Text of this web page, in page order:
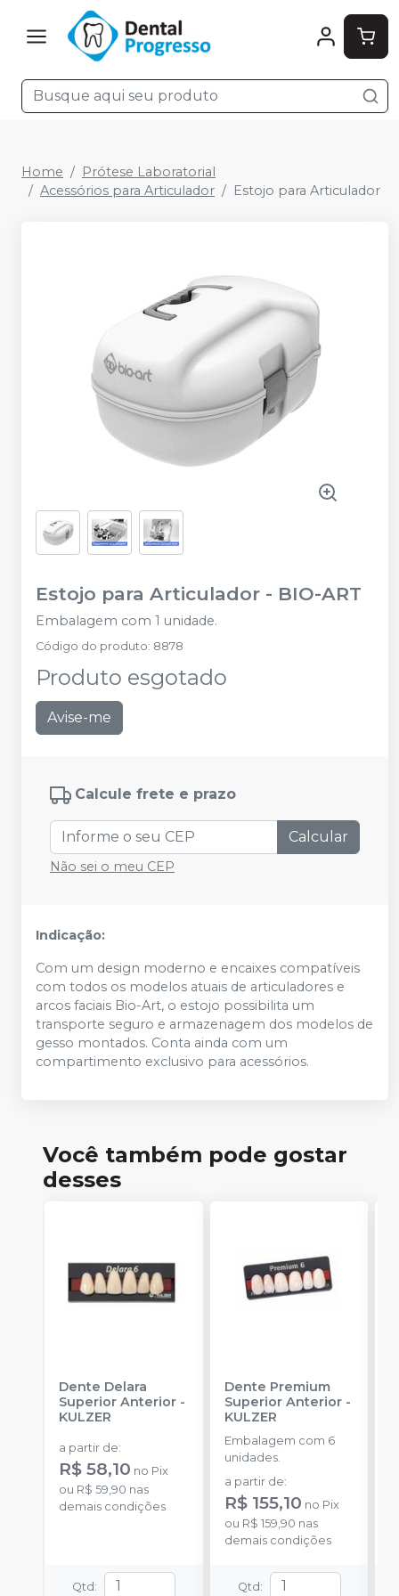
Home
Prótese Laboratorial
Acessórios para Articulador
Estojo para Articulador
Estojo para Articulador - BIO-ART
Embalagem com 1 unidade.
Código do produto: 8878
Produto esgotado
Avise-me
Calcule frete e prazo
Calcular
Não sei o meu CEP
Indicação:
Com um design moderno e encaixes compatíveis
com todos os modelos atuais de articuladores e
arcos faciais Bio-Art, o estojo possibilita um
transporte seguro e armazenagem dos modelos de
gesso montados. Conta ainda com um
compartimento exclusivo para acessórios.
Você também pode gostar
desses
Dente Delara
Superior Anterior -
KULZER
a partir de:
R$ 58,10 no Pix
ou R$ 59,90 nas
demais condições
Qtd :
Dente Premium
Superior Anterior-
KULZER
Embalagem com 6
unidades.
a partir de:
R$ 155,10 no Pix
ou R$ 159,90 nas
demais condições
Qtd :